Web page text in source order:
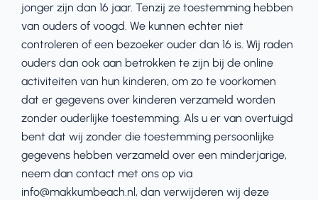
jonger zijn dan 16 jaar. Tenzij ze toestemming hebben
van ouders of voogd. We kunnen echter niet
controleren of een bezoeker ouder dan 16 is. Wij raden
ouders dan ook aan betrokken te zijn bij de online
activiteiten van hun kinderen, om zo te voorkomen
dat er gegevens over kinderen verzameld worden
zonder ouderlijke toestemming. Als u er van overtuigd
bent dat wij zonder die toestemming persoonlijke
gegevens hebben verzameld over een minderjarige,
neem dan contact met ons op via
info@makkumbeach.nl, dan verwijderen wij deze